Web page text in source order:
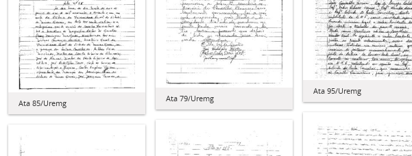
Ata 79/Uremg
Ata 85/Uremg
Ata 95/Uremg